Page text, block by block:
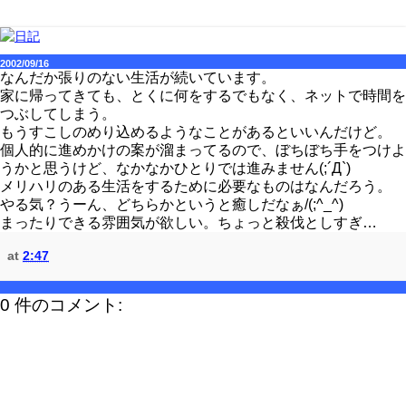
2002/09/16
なんだか張りのない生活が続いています。
家に帰ってきても、とくに何をするでもなく、ネットで時間を
つぶしてしまう。
もうすこしのめり込めるようなことがあるといいんだけど。
個人的に進めかけの案が溜まってるので、ぼちぼち手をつけよ
うかと思うけど、なかなかひとりでは進みません(;´Д`)
メリハリのある生活をするために必要なものはなんだろう。
やる気？うーん、どちらかというと癒しだなぁ/(;^_^)
まったりできる雰囲気が欲しい。ちょっと殺伐としすぎ…
at 2:47
0 件のコメント: